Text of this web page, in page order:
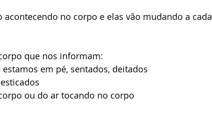
no corpo e elas vão mudando a cada
que nos informam:
em pé, sentados, deitados
ou do ar tocando no corpo